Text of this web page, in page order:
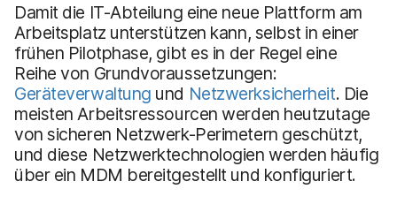
Damit die IT-Abteilung eine neue Plattform am
Arbeitsplatz unterstützen kann, selbst in einer
frühen Pilotphase, gibt es in der Regel eine
Reihe von Grundvoraussetzungen:
Geräteverwaltung und Netzwerksicherheit. Die
meisten Arbeitsressourcen werden heutzutage
von sicheren Netzwerk-Perimetern geschützt,
und diese Netzwerktechnologien werden häufig
über ein MDM bereitgestellt und konfiguriert.